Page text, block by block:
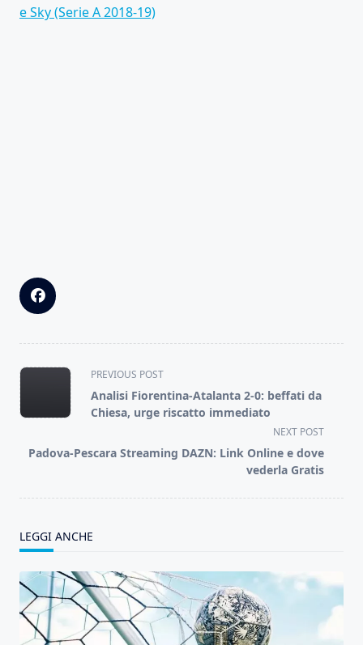
e Sky (Serie A 2018-19)
<span
class="nav-
subtitle
reader-
PREVIOUS POST
Analisi Fiorentina-Atalanta 2-0: beffati da
Chiesa, urge riscatto immediato
NEXT POST
Padova-Pescara Streaming DAZN: Link Online e dove
vederla Gratis
LEGGI ANCHE